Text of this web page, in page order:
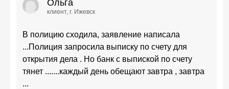
Ольга
клиент, г. Ижевск
В полицию сходила, заявление написала
...Полиция запросила выписку по счету для
открытия дела . Но банк с выпиской по счету
тянет .......каждый день обещают завтра , завтра
...